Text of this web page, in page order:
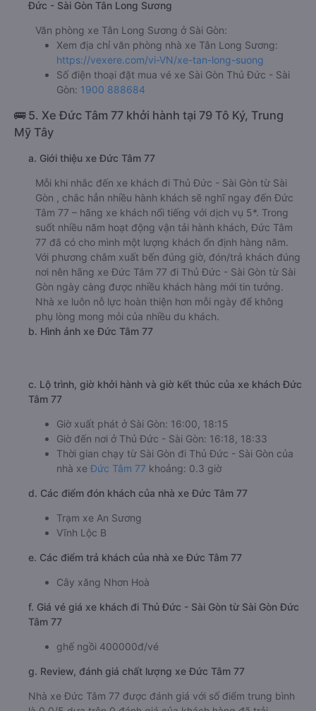
Đức - Sài Gòn Tân Long Sương
Văn phòng xe Tân Long Sương ở Sài Gòn:
Xem địa chỉ văn phòng nhà xe Tân Long Sương:
https://vexere.com/vi-VN/xe-tan-long-suong
Số điện thoại đặt mua vé xe Sài Gòn Thủ Đức - Sài
Gòn: 1900 888684
🚌 5. Xe Đức Tâm 77 khởi hành tại 79 Tô Ký, Trung
Mỹ Tây
a. Giới thiệu xe Đức Tâm 77
Mỗi khi nhắc đến xe khách đi Thủ Đức - Sài Gòn từ Sài
Gòn , chắc hẳn nhiều hành khách sẽ nghĩ ngay đến Đức
Tâm 77 – hãng xe khách nổi tiếng với dịch vụ 5*. Trong
suốt nhiều năm hoạt động vận tải hành khách, Đức Tâm
77 đã có cho mình một lượng khách ổn định hàng năm.
Với phương châm xuất bến đúng giờ, đón/trả khách đúng
nơi nên hãng xe Đức Tâm 77 đi Thủ Đức - Sài Gòn từ Sài
Gòn ngày càng được nhiều khách hàng mới tin tưởng.
Nhà xe luôn nỗ lực hoàn thiện hơn mỗi ngày để không
phụ lòng mong mỏi của nhiều du khách.
b. Hình ảnh xe Đức Tâm 77
c. Lộ trình, giờ khởi hành và giờ kết thúc của xe khách Đức
Tâm 77
Giờ xuất phát ở Sài Gòn: 16:00, 18:15
Giờ đến nơi ở Thủ Đức - Sài Gòn: 16:18, 18:33
nhà xeĐức Tâm 77 khoảng: 0.3 giờ
d. Các điểm đón khách của nhà xe Đức Tâm 77